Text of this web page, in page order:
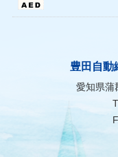
豊田自動
愛知県蒲